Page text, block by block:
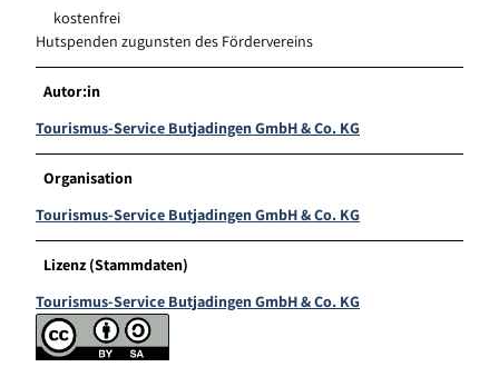
kostenfrei
Hutspenden zugunsten des Fördervereins
Autor:in
Tourismus-Service Butjadingen GmbH & Co. KG
Organisation
Tourismus-Service Butjadingen GmbH & Co. KG
Lizenz (Stammdaten)
Tourismus-Service Butjadingen GmbH & Co. KG